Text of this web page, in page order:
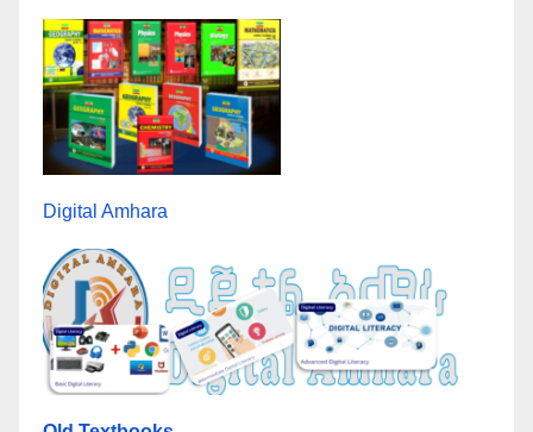
Digital Amhara